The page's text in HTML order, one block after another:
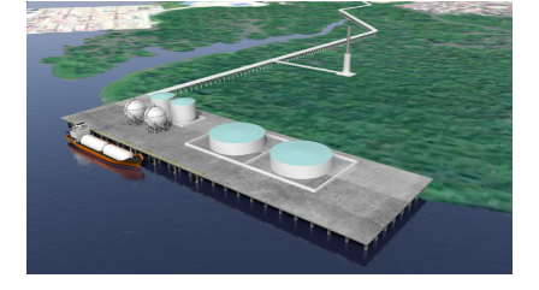
DE
2021